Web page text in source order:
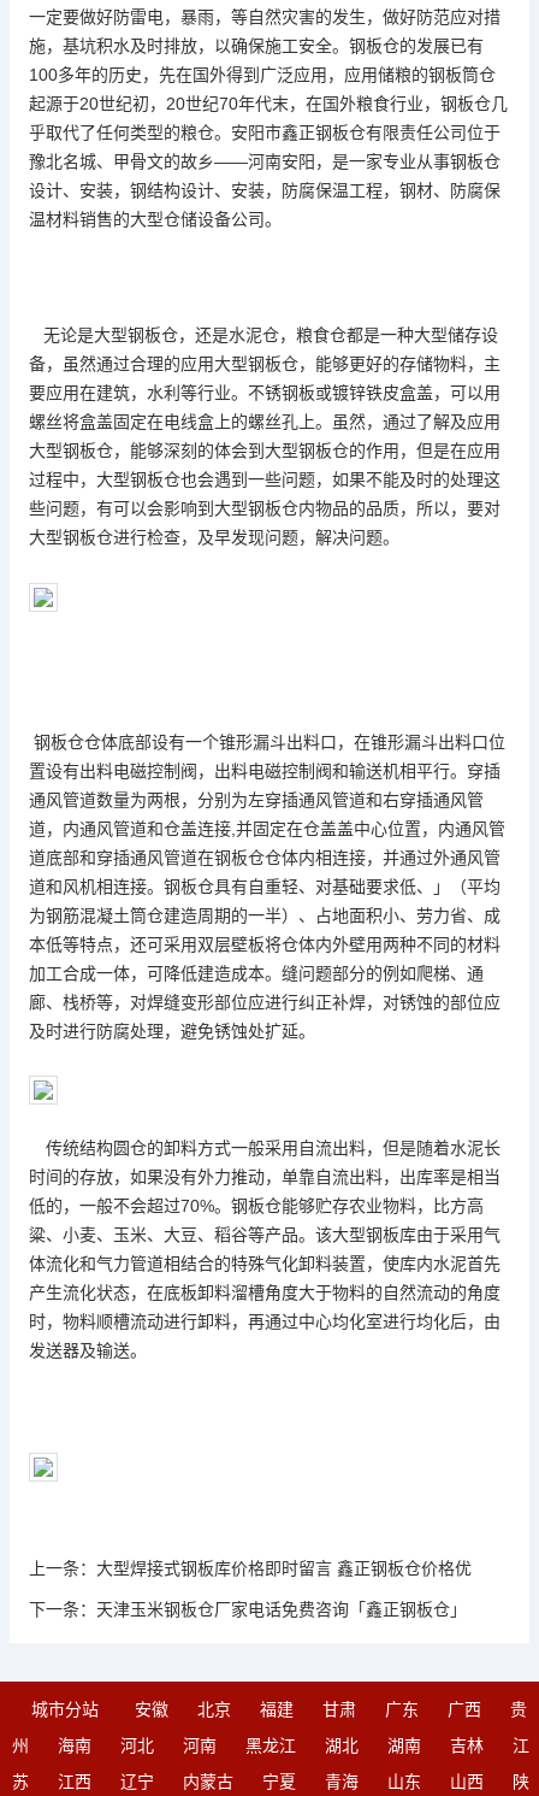
一定要做好防雷电，暴雨，等自然灾害的发生，做好防范应对措
施，基坑积水及时排放，以确保施工安全。钢板仓的发展已有
100多年的历史，先在国外得到广泛应用，应用储粮的钢板筒仓
起源于20世纪初，20世纪70年代末，在国外粮食行业，钢板仓几
乎取代了任何类型的粮仓。安阳市鑫正钢板仓有限责任公司位于
豫北名城、甲骨文的故乡——河南安阳，是一家专业从事钢板仓
设计、安装，钢结构设计、安装，防腐保温工程，钢材、防腐保
温材料销售的大型仓储设备公司。
无论是大型钢板仓，还是水泥仓，粮食仓都是一种大型储存设
备，虽然通过合理的应用大型钢板仓，能够更好的存储物料，主
要应用在建筑，水利等行业。不锈钢板或镀锌铁皮盒盖，可以用
螺丝将盒盖固定在电线盒上的螺丝孔上。虽然，通过了解及应用
大型钢板仓，能够深刻的体会到大型钢板仓的作用，但是在应用
过程中，大型钢板仓也会遇到一些问题，如果不能及时的处理这
些问题，有可以会影响到大型钢板仓内物品的品质，所以，要对
大型钢板仓进行检查，及早发现问题，解决问题。
钢板仓仓体底部设有一个锥形漏斗出料口，在锥形漏斗出料口位
置设有出料电磁控制阀，出料电磁控制阀和输送机相平行。穿插
通风管道数量为两根，分别为左穿插通风管道和右穿插通风管
道，内通风管道和仓盖连接,并固定在仓盖盖中心位置，内通风管
道底部和穿插通风管道在钢板仓仓体内相连接，并通过外通风管
道和风机相连接。钢板仓具有自重轻、对基础要求低、」（平均
为钢筋混凝土筒仓建造周期的一半）、占地面积小、劳力省、成
本低等特点，还可采用双层壁板将仓体内外壁用两种不同的材料
加工合成一体，可降低建造成本。缝问题部分的例如爬梯、通
廊、栈桥等，对焊缝变形部位应进行纠正补焊，对锈蚀的部位应
及时进行防腐处理，避免锈蚀处扩延。
传统结构圆仓的卸料方式一般采用自流出料，但是随着水泥长
时间的存放，如果没有外力推动，单靠自流出料，出库率是相当
低的，一般不会超过70%。钢板仓能够贮存农业物料，比方高
粱、小麦、玉米、大豆、稻谷等产品。该大型钢板库由于采用气
体流化和气力管道相结合的特殊气化卸料装置，使库内水泥首先
产生流化状态，在底板卸料溜槽角度大于物料的自然流动的角度
时，物料顺槽流动进行卸料，再通过中心均化室进行均化后，由
发送器及输送。
上一条： 大型焊接式钢板库价格即时留言 鑫正钢板仓价格优
下一条： 天津玉米钢板仓厂家电话免费咨询「鑫正钢板仓」
城市分站 安徽 北京 福建 甘肃 广东 广西
贵
州
海南 河北 河南 黑龙江 湖北 湖南 吉林
江
苏
江西 辽宁 内蒙古 宁夏 青海 山东 山西 陕